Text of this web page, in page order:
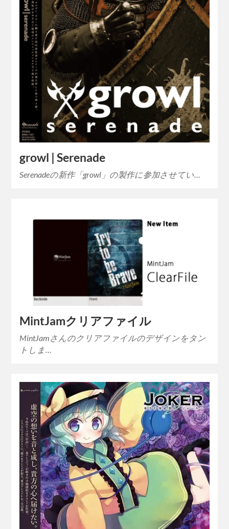
growl | Serenade
Serenadeの新作「growl」の製作に参加させてい…
MintJamクリアファイル
MintJamさんのクリアファイルのデザインをタン
トしま…